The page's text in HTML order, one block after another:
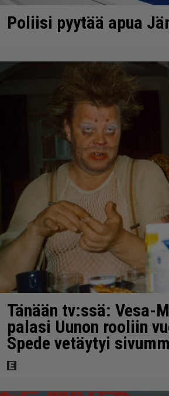
Poliisi pyytää apua
Tänään tv:ssä: Vesa-
palasi Uunon rooliin
Spede vetäytyi